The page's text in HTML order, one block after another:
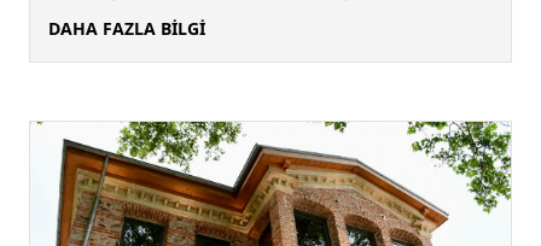
DAHA FAZLA BİLGİ